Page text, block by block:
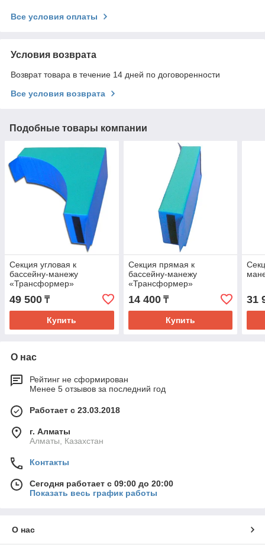
Все условия оплаты
Условия возврата
Возврат товара в течение 14 дней по договоренности
Все условия возврата
Подобные товары компании
Секция угловая к
бассейну-манежу
«Трансформер»
49 500 ₸
Купить
Секция прямая к
бассейну-манежу
«Трансформер»
14 400₸
Купить
31
О нас
Рейтинг не сформирован
Менее 5 отзывов за последний год
Работает с 23.03.2018
г. Алматы
Алматы, Казахстан
Контакты
Сегодня работает с 09:00 до 20:00
Показать весь график работы
О нас